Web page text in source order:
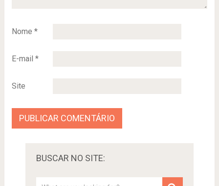
Nome *
E-mail *
Site
BUSCAR NO SITE: